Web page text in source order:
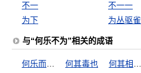
不一
不一一
为下
为丛驱雀
与“何乐不为”相关的成语
何其毒也